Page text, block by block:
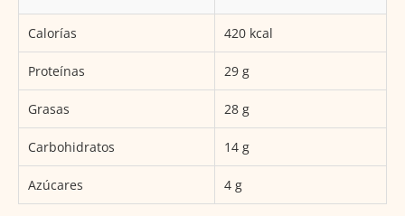
Calorías 420 kcal
Proteínas 29 g
Grasas 28 g
Carbohidratos 14 g
Azúcares 4 g